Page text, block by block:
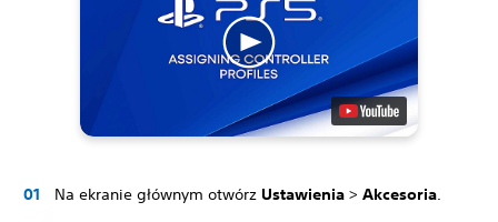
Na ekranie głównym otwórz Ustawienia > Akcesoria.